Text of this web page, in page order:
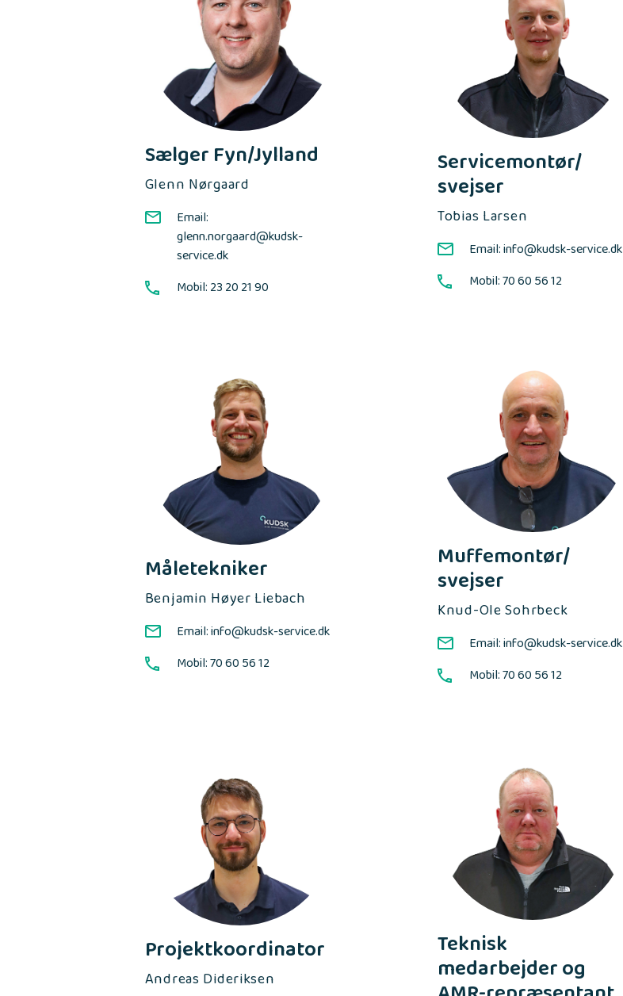
Sælger Fyn/Jylland
Glenn Nørgaard
Email:
glenn.norgaard@kudsk-
service.dk
Mobil: 23 20 21 90
Servicemontør/
svejser
Tobias Larsen
Email: info@kudsk-service.dk
Mobil: 70 60 56 12
Måletekniker
Benjamin Høyer Liebach
Email: info@kudsk-service.dk
Mobil: 70 60 56 12
Muffemontør/
svejser
Knud-Ole Sohrbeck
Email: info@kudsk-service.dk
Mobil: 70 60 56 12
Projektkoordinator
Andreas Dideriksen
Teknisk
medarbejder og